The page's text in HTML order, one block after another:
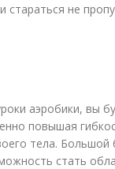
стараться не
аэробики, вы
повышая
тела. Большой
стать